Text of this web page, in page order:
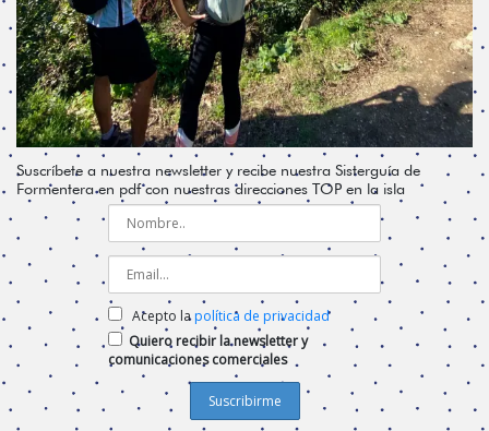
Suscríbete a nuestra newsletter y recibe nuestra Sisterguía de
Formentera en pdf con nuestras direcciones TOP en la isla
Acepto lapolítica de privacidad
Quiero recibir la newsletter y
comunicaciones comerciales